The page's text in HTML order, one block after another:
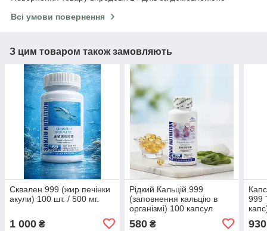
Всі умови повернення
З цим товаром також замовляють
Сквален 999 (жир печінки
акули) 100 шт. / 500 мг.
1 000 ₴
Рідкий Кальцій 999
(заповнення кальцію в
організмі) 100 капсул
580₴
999
930